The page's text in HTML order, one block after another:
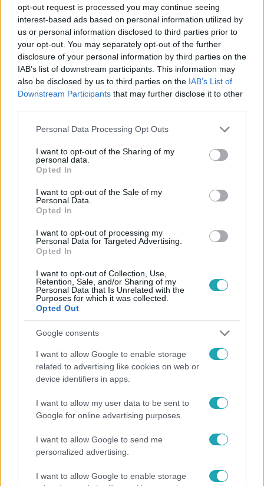
opt-out request is processed you may continue seeing
interest-based ads based on personal information utilized by
us or personal information disclosed to third parties prior to
your opt-out. You may separately opt-out of the further
disclosure of your personal information by third parties on the
IAB’s list of downstream participants. This information may
also be disclosed by us to third parties on the IAB’s List of
Downstream Participants that may further disclose it to other
Please note that this website/app uses one or more Google
not limited to your visit or usage behaviour. You may click to
grant or deny consent to Google and its third-party tags to
use your data for below specified purposes in below Google
consent section.
Personal Data Processing Opt Outs
I want to opt-out of the Sharing of my
personal data.
Opted In
I want to opt-out of the Sale of my
Personal Data.
Opted In
I want to opt-out of processing my
Personal Data for Targeted Advertising.
Opted In
I want to opt-out of Collection, Use,
Retention, Sale, and/or Sharing of my
Personal Data that Is Unrelated with the
Purposes for which it was collected.
Opted Out
Google consents
I want to allow Google to enable storage
related to advertising like cookies on web or
device identifiers in apps.
I want to allow my user data to be sent to
Google for online advertising purposes.
I want to allow Google to send me
personalized advertising.
I want to allow Google to enable storage
Kövess minket, és értesülj a friss hírekről a
Facebookon is!
Követem
FÓKUSZ #ADÁSRÉSZLETEK #
Népszerű